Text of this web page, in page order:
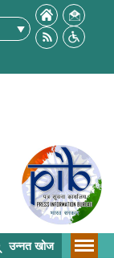
उन्नत खोज